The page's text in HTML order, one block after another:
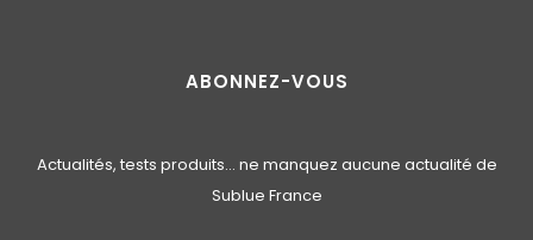
ABONNEZ-VOUS
Actualités, tests produits… ne manquez aucune actualité de
Sublue France